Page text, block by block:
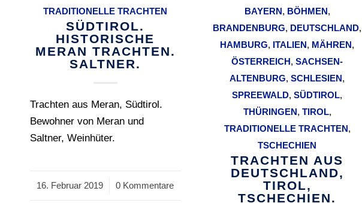
TRADITIONELLE TRACHTEN
SÜDTIROL.
HISTORISCHE
MERAN TRACHTEN.
SALTNER.
Trachten aus Meran, Südtirol.
Bewohner von Meran und
Saltner, Weinhüter.
16. Februar 2019
/ 0 Kommentare
BAYERN, BÖHMEN,
BRANDENBURG, DEUTSCHLAND,
HAMBURG, ITALIEN, MÄHREN,
ÖSTERREICH,SACHSEN-
ALTENBURG,SCHLESIEN,
SPREEWALD,SÜDTIROL,
THÜRINGEN, TIROL,
TRADITIONELLE TRACHTEN,
TSCHECHIEN
TRACHTEN AUS
DEUTSCHLAND,
TIROL,
TSCHECHIEN.